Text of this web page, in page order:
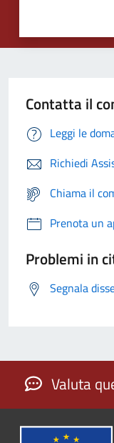
Contatta il
Leggi le
Richiedi
Chiama il
Prenota un
Problemi in
Segnala
Valuta